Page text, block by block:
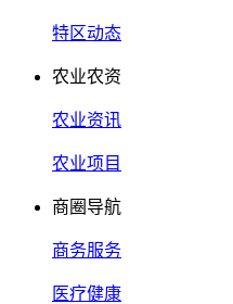
特区动态
农业农资
农业资讯
农业项目
商圈导航
商务服务
医疗健康